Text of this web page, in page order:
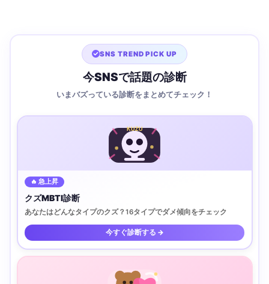
SNS TREND PICK UP
今SNSで話題の診断
いまバズっている診断をまとめてチェック！
KUZU
🔥 急上昇
クズMBTI診断
あなたはどんなタイプのクズ？16タイプでダメ傾向をチェック
今すぐ診断する →